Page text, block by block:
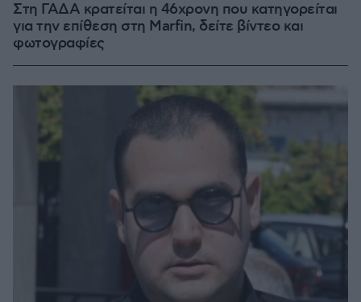
Στη ΓΑΔΑ κρατείται η 46χρονη που κατηγορείται
για την επίθεση στη Marfin, δείτε βίντεο και
φωτογραφίες